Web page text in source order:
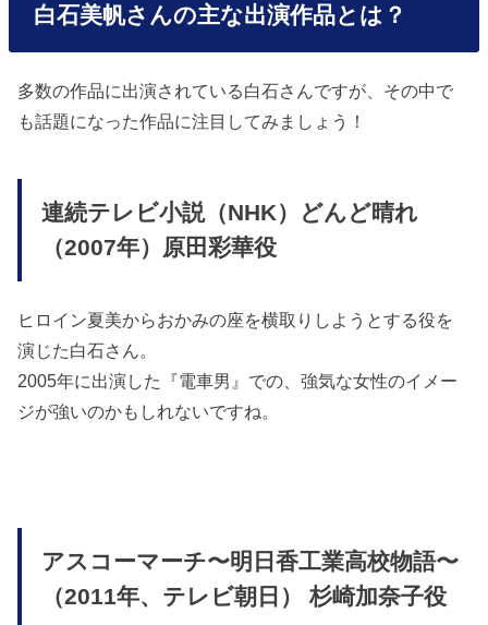
白石美帆さんの主な出演作品とは？
多数の作品に出演されている白石さんですが、その中で
も話題になった作品に注目してみましょう！
連続テレビ小説（NHK）どんど晴れ
（2007年）原田彩華役
ヒロイン夏美からおかみの座を横取りしようとする役を
演じた白石さん。
2005年に出演した『電車男』での、強気な女性のイメー
ジが強いのかもしれないですね。
アスコーマーチ〜明日香工業高校物語〜
（2011年、テレビ朝日） 杉崎加奈子役